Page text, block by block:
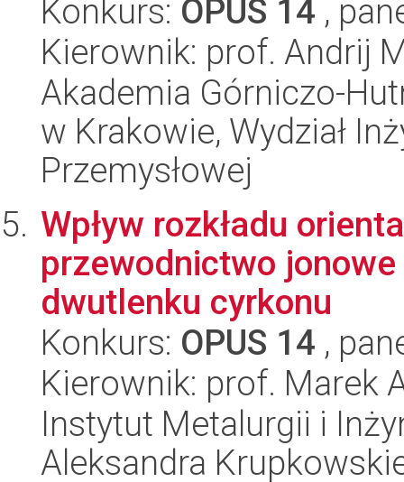
Konkurs: OPUS 14 ,
Kierownik: prof. Andrij
Akademia Górniczo-
w Krakowie, Wydział
Przemysłowej
Wpływ rozkładu
przewodnictwo
dwutlenku cyrkonu
Konkurs: OPUS 14 ,
Kierownik: prof. Marek
Instytut Metalurgii i
Aleksandra